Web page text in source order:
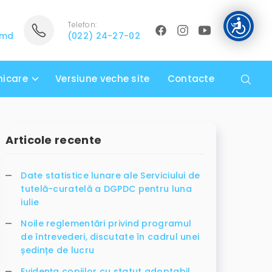
Telefon:
(022) 24-27-02
Versiune veche site Contacte
Articole recente
Date statistice lunare ale Serviciului de
tutelă-curatelă a DGPDC pentru luna
iulie
Noile reglementări privind programul
de întrevederi, discutate în cadrul unei
ședințe de lucru